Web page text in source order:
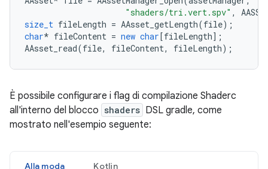
"shaders/tri.vert.spv" ,
size_t fileLength = AAsset_getLength(file);
char* fileContent = new char[fileLength];
AAsset_read(file, fileContent, fileLength);
È possibile configurare i flag di compilazione Shaderc
all'interno del blocco shaders DSL gradle, come
mostrato nell'esempio seguente:
Alla moda Kotlin